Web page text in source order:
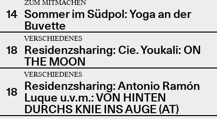
14
ZUM MITMACHEN
Sommer im Südpol: Yoga an der
Buvette
18
VERSCHIEDENES
Residenzsharing: Cie. Youkali: ON
THE MOON
18
VERSCHIEDENES
Residenzsharing: Antonio Ramón
Luque u.v.m.: VON HINTEN
DURCHS KNIE INS AUGE (AT)